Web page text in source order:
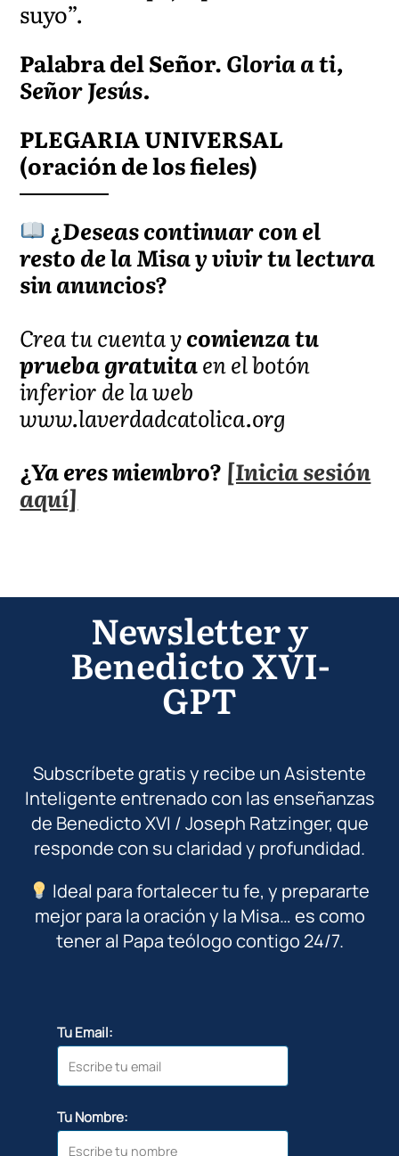
suyo”.
Palabra del Señor.Gloria a ti,
Señor Jesús.
PLEGARIA UNIVERSAL
(oración de los fieles)
¿Deseas continuar con el
resto de la Misa y vivir tu lectura
sin anuncios?
Crea tu cuenta ycomienza tu
prueba gratuitaen el botón
inferior de la web
www.laverdadcatolica.org
¿Ya eres miembro? [Inicia sesión
aquí]
Newsletter y
Benedicto XVI-
GPT
Subscríbete gratis y recibe un Asistente
Inteligente entrenado con las enseñanzas
de Benedicto XVI / Joseph Ratzinger, que
responde con su claridad y profundidad.
Ideal para fortalecer tu fe, y prepararte
mejor para la oración y la Misa… es como
tener al Papa teólogo contigo 24/7.
Tu Email:
Tu Nombre: